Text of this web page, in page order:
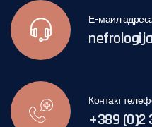
Е-маил
Контакт
+389 (0)2